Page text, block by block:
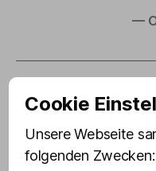
—
Trotz ihres nach
Fanny Funtastic auf
Inventar, z. B. durch
Pornokaraoke-
Cookie
Unsere Webseite
folgenden Zwecken: